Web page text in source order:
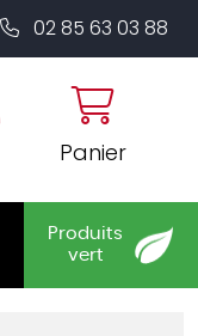
02 85 63 03 88
Panier
Produits
vert